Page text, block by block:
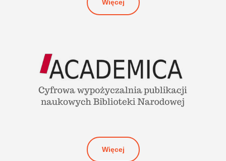
Więcej
Więcej